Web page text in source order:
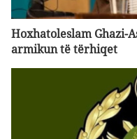
Hoxhatoleslam Ghazi-
armikun të tërhiqet